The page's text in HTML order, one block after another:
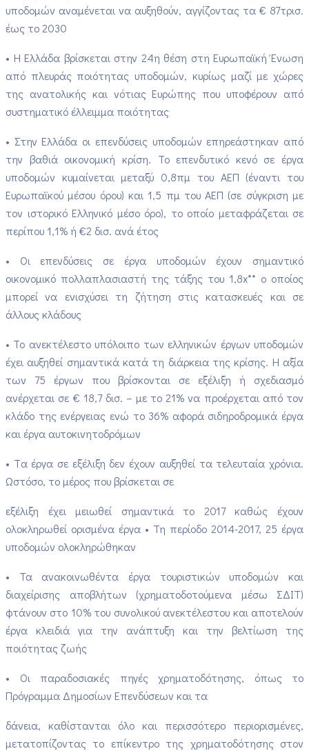
υποδομών αναμένεται να αυξηθούν, αγγίζοντας τα € 87τρισ.
έως το 2030
• Η Ελλάδα βρίσκεται στην 24η θέση στη Ευρωπαϊκή Ένωση
από πλευράς ποιότητας υποδομών, κυρίως μαζί με χώρες
της ανατολικής και νότιας Ευρώπης που υποφέρουν από
συστηματικό έλλειμμα ποιότητας
• Στην Ελλάδα οι επενδύσεις υποδομών επηρεάστηκαν από
την βαθιά οικονομική κρίση. Το επενδυτικό κενό σε έργα
υποδομών κυμαίνεται μεταξύ 0,8πμ του ΑΕΠ (έναντι του
Ευρωπαϊκού μέσου όρου) και 1,5 πμ του ΑΕΠ (σε σύγκριση με
τον ιστορικό Ελληνικό μέσο όρο), το οποίο μεταφράζεται σε
περίπου 1,1% ή €2 δισ. ανά έτος
• Οι επενδύσεις σε έργα υποδομών έχουν σημαντικό
οικονομικό πολλαπλασιαστή της τάξης του 1,8x** ο οποίος
μπορεί να ενισχύσει τη ζήτηση στις κατασκευές και σε
άλλους κλάδους
• Το ανεκτέλεστο υπόλοιπο των ελληνικών έργων υποδομών
έχει αυξηθεί σημαντικά κατά τη διάρκεια της κρίσης. Η αξία
των 75 έργων που βρίσκονται σε εξέλιξη ή σχεδιασμό
ανέρχεται σε € 18,7 δισ. – με το 21% να προέρχεται από τον
κλάδο της ενέργειας ενώ το 36% αφορά σιδηροδρομικά έργα
και έργα αυτοκινητοδρόμων
• Tα έργα σε εξέλιξη δεν έχουν αυξηθεί τα τελευταία χρόνια.
Ωστόσο, το μέρος που βρίσκεται σε
εξέλιξη έχει μειωθεί σημαντικά το 2017 καθώς έχουν
ολοκληρωθεί ορισμένα έργα • Τη περίοδο 2014-2017, 25 έργα
υποδομών ολοκληρώθηκαν
• Τα ανακοινωθέντα έργα τουριστικών υποδομών και
διαχείρισης αποβλήτων (χρηματοδοτούμενα μέσω ΣΔΙΤ)
φτάνουν στο 10% του συνολικού ανεκτέλεστου και αποτελούν
έργα κλειδιά για την ανάπτυξη και την βελτίωση της
ποιότητας ζωής
• Οι παραδοσιακές πηγές χρηματοδότησης, όπως το
Πρόγραμμα Δημοσίων Επενδύσεων και τα
δάνεια, καθίστανται όλο και περισσότερο περιορισμένες,
μετατοπίζοντας το επίκεντρο της χρηματοδότησης στον